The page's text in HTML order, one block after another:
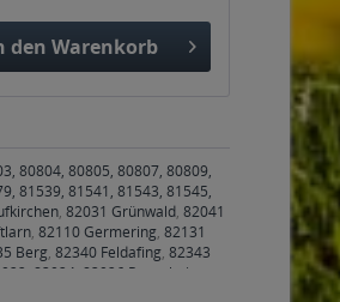
den Warenkorb
80804, 80805, 80807, 80809,
81539, 81541, 81543, 81545,
, 82031 Grünwald, 82041
, 82110 Germering, 82131
Berg, 82340 Feldafing, 82343
83024, 83026 Rosenheim